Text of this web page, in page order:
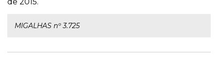
MIGALHAS nº 3.725